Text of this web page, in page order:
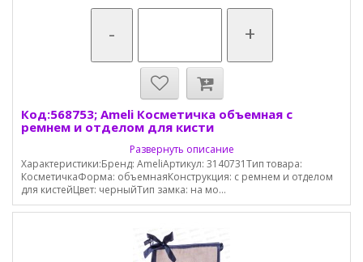
- +
Код:568753; Ameli Косметичка объемная с
ремнем и отделом для кисти
Развернуть описание
Характеристики:Бренд: AmeliАртикул: 3140731Тип товара:
КосметичкаФорма: объемнаяКонструкция: с ремнем и отделом
для кистейЦвет: черныйТип замка: на мо...